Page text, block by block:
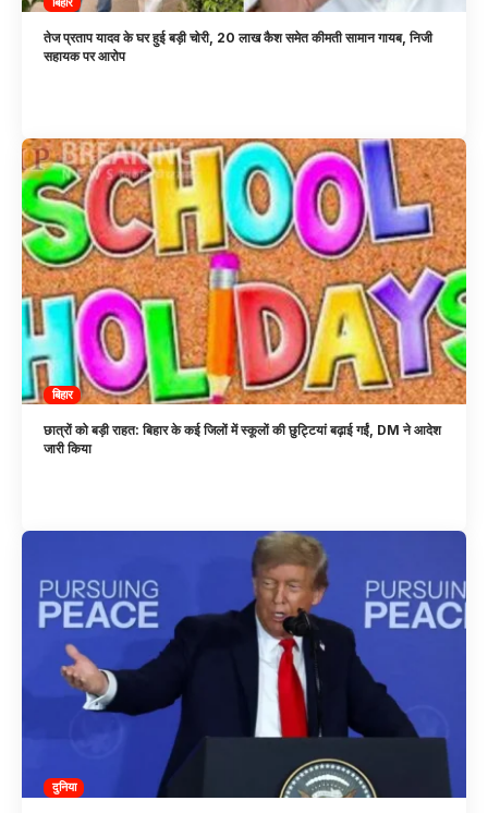
तेज प्रताप यादव के घर हुई बड़ी चोरी, 20 लाख कैश समेत कीमती सामान गायब, निजी
सहायक पर आरोप
बिहार
छात्रों को बड़ी राहत: बिहार के कई जिलों में स्कूलों की छुट्टियां बढ़ाई गईं, DM ने आदेश
जारी किया
दुनिया